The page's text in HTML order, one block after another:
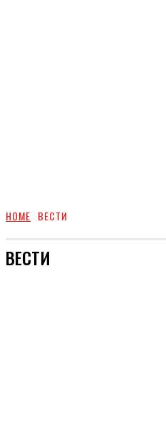
HOME ВЕСТИ
ВЕСТИ